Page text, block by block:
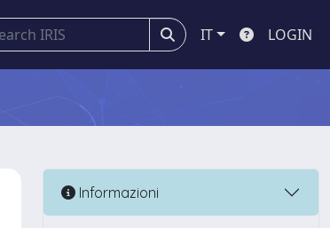
IT LOGIN
Informazioni